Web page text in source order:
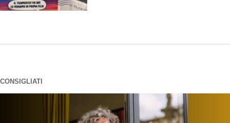
CONSIGLIATI